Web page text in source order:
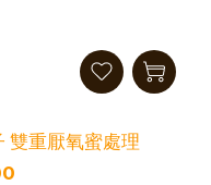
雙重厭氧蜜處理